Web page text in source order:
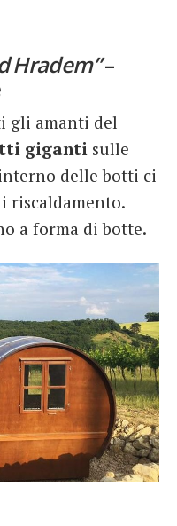
Hradem”–
gli amanti del
giganti sulle
delle botti ci
riscaldamento.
a forma di botte.